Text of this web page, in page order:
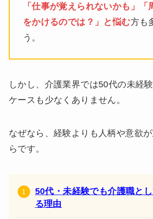
「仕事が覚えられないかも」「
をかけるのでは？」と悩む方も
う。
しかし、介護業界では50代の未経
ケースも少なくありません。
なぜなら、経験よりも人柄や意欲
らです。
50代・未経験でも介護職と
る理由